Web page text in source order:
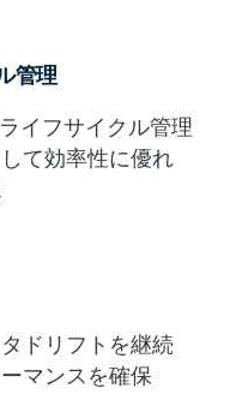
管理
イフサイクル管理
て効率性に優れ
ドリフトを継続
マンスを確保